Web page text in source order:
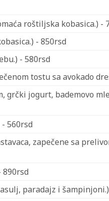
roštiljska kobasica.) -
- 850rsd
- 580rsd
tostu sa avokado
grčki jogurt, bademovo
560rsd
zapečene sa
890rsd
paradajz i